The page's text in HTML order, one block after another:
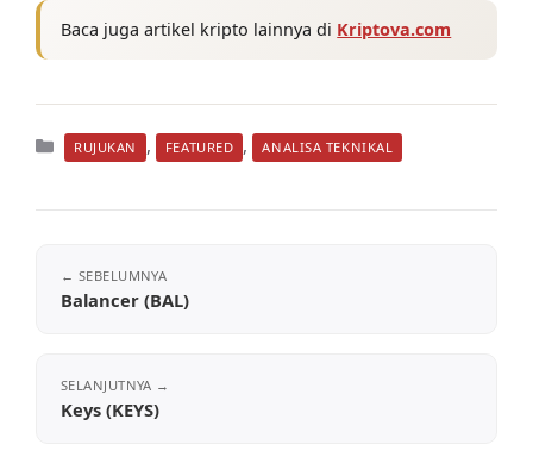
Baca juga artikel kripto lainnya di Kriptova.com
Kategori
RUJUKAN , FEATURED , ANALISA TEKNIKAL
Balancer (BAL)
Keys (KEYS)